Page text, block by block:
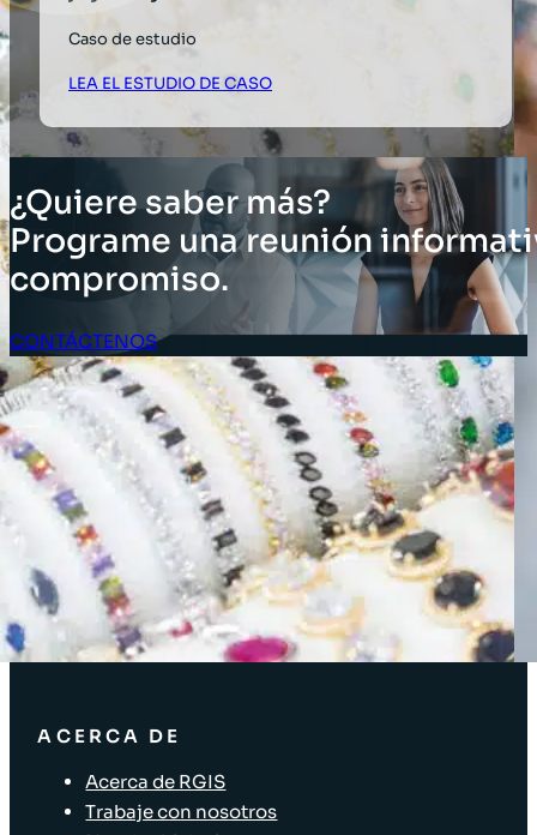
Caso de estudio
LEA EL ESTUDIO DE CASO
¿Quiere saber más?
Programe una reunión
compromiso.
CONTÁCTENOS
Acceso Clientes
SOLUCIONES
Soluciones de inventario
Soluciones empresariales
Soluciones para la cadena de suministro
Etiquetado de activos
Soluciones para el sector minorista
ACERCA DE
Acerca de RGIS
Trabaje con nosotros